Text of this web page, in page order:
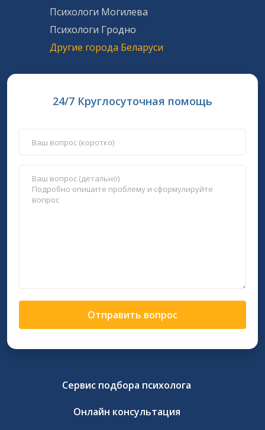
Психологи Могилева
Психологи Гродно
Другие города Беларуси
24/7 Круглосуточная помощь
Отправить вопрос
Сервис подбора психолога
Онлайн консультация